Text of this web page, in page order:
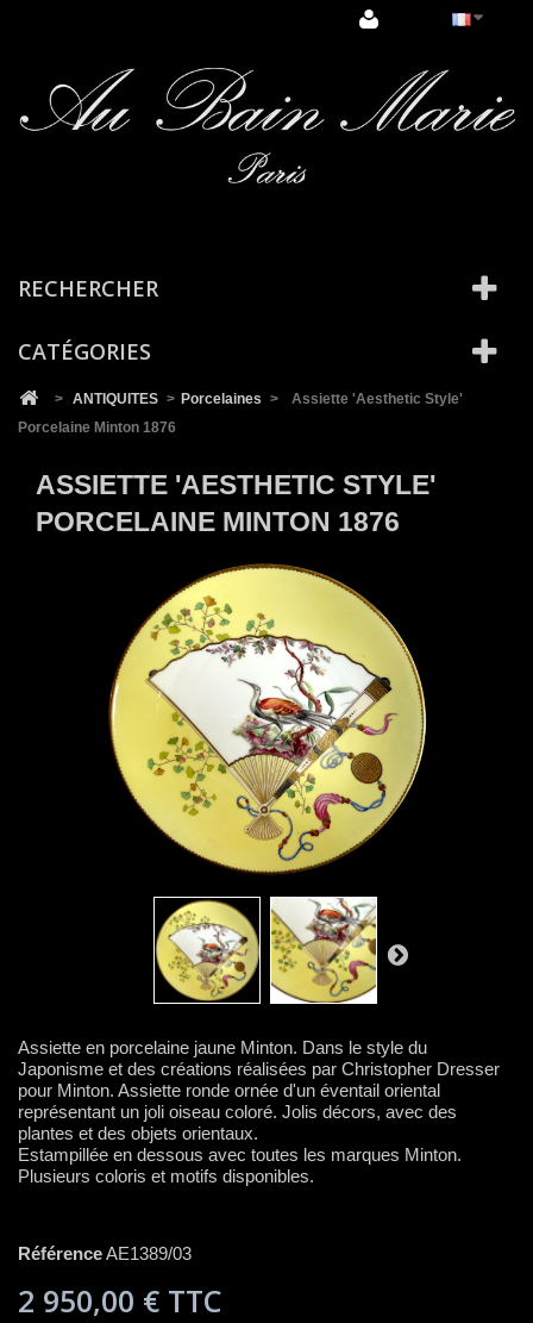
RECHERCHER
CATÉGORIES
> ANTIQUITES > Porcelaines >
Assiette 'Aesthetic Style'
Porcelaine Minton 1876
ASSIETTE 'AESTHETIC STYLE'
PORCELAINE MINTON 1876
Assiette en porcelaine jaune Minton. Dans le style du
Japonisme et des créations réalisées par Christopher Dresser
pour Minton. Assiette ronde ornée d'un éventail oriental
représentant un joli oiseau coloré. Jolis décors, avec des
plantes et des objets orientaux.
Estampillée en dessous avec toutes les marques Minton.
Plusieurs coloris et motifs disponibles.
RéférenceAE1389/03
2 950,00 € TTC